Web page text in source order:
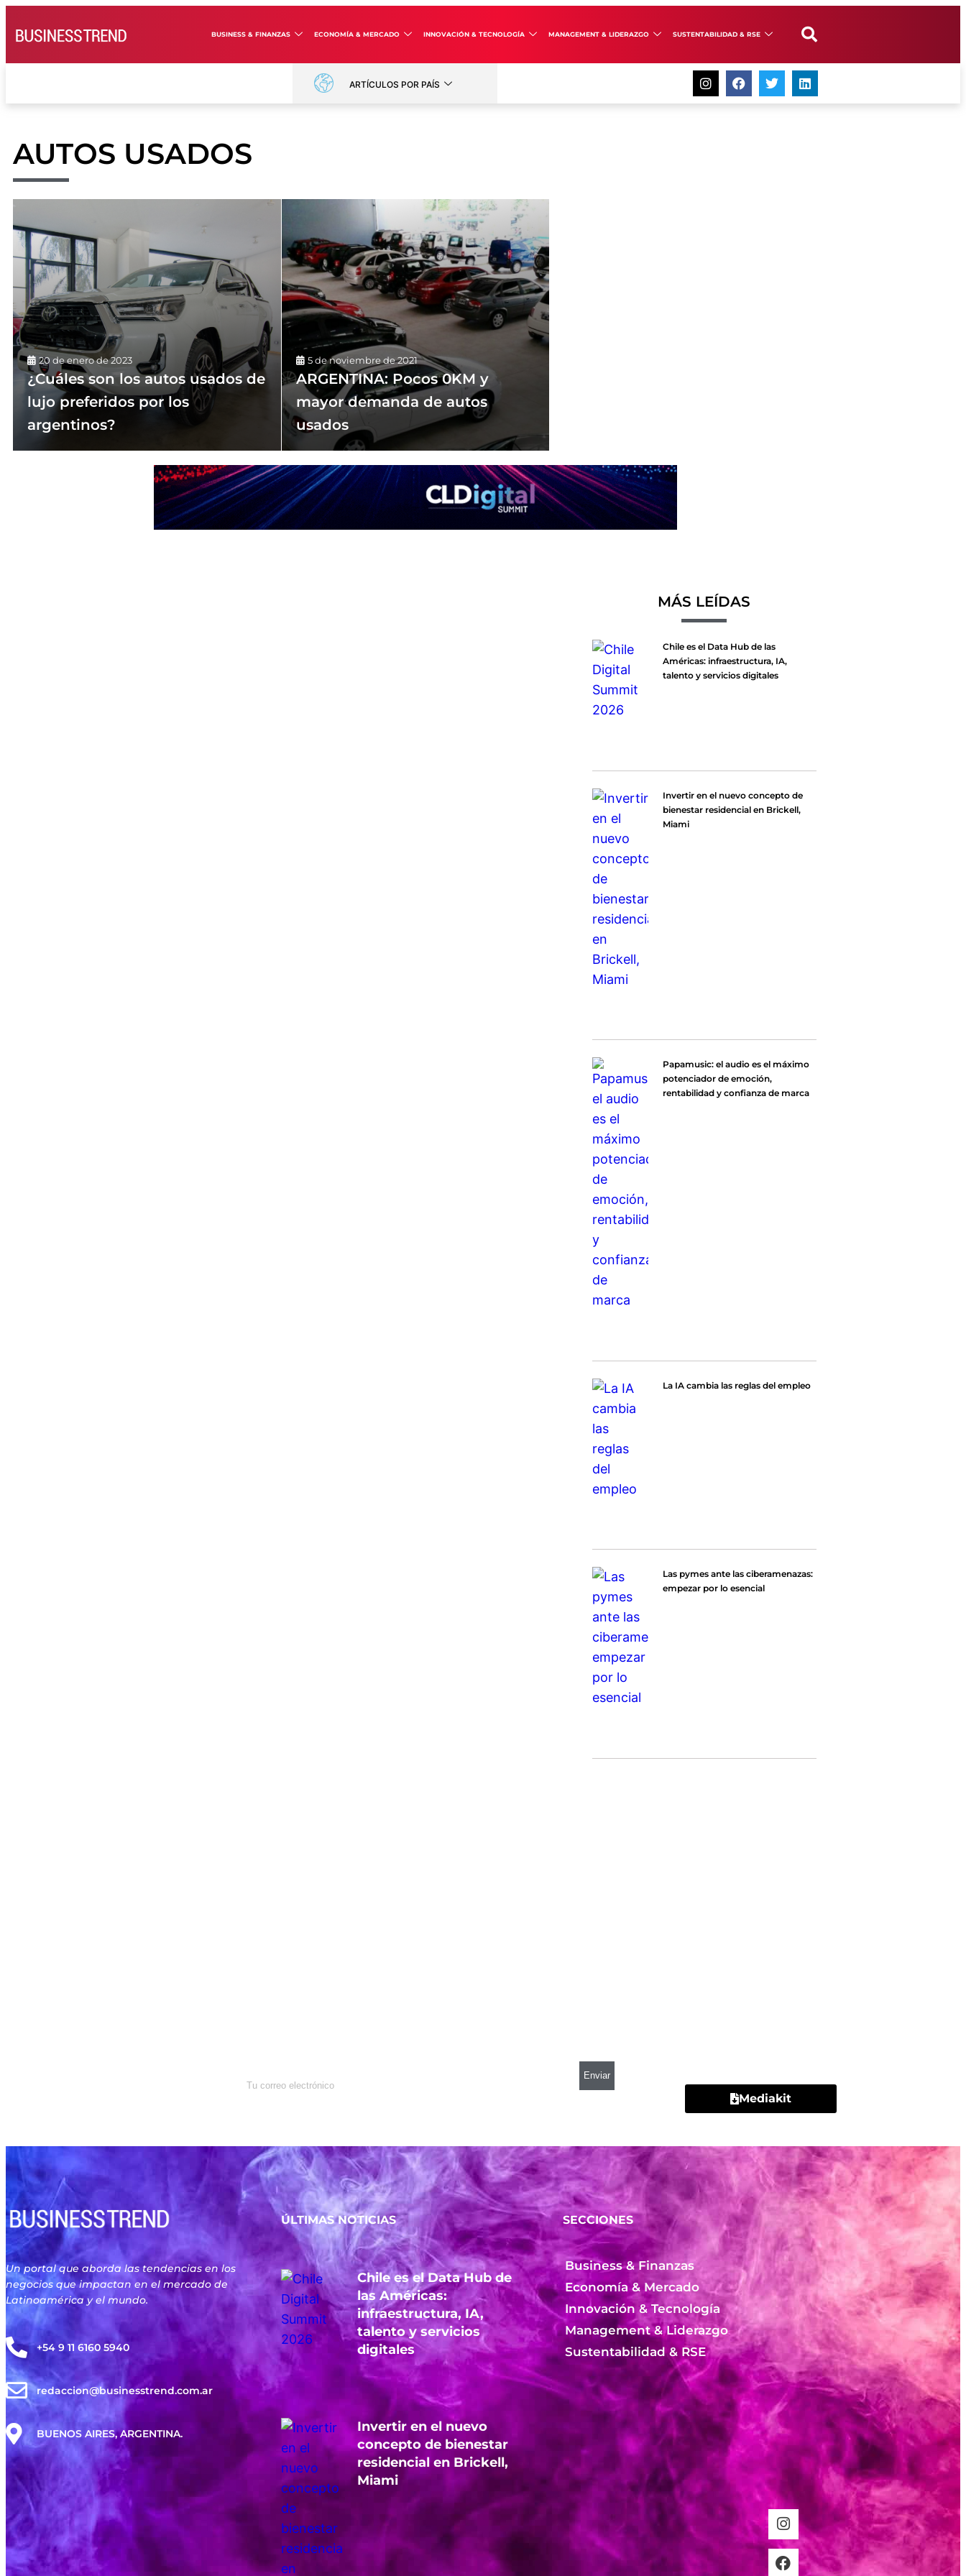
BUSINESS & FINANZAS ECONOMÍA & MERCADO INNOVACIÓN & TECNOLOGÍA MANAGEMENT & LIDERAZGO SUSTENTABILIDAD & RSE
ARTÍCULOS POR PAÍS
AUTOS USADOS
20 de enero de 2023
¿Cuáles son los autos usados de
lujo preferidos por los
argentinos?
5 de noviembre de 2021
ARGENTINA: Pocos 0KM y
mayor demanda de autos
usados
MÁS LEÍDAS
Chile es el Data Hub de las
Américas: infraestructura, IA,
talento y servicios digitales
Invertir en el nuevo concepto de
bienestar residencial en Brickell,
Miami
Papamusic: el audio es el máximo
potenciador de emoción,
rentabilidad y confianza de marca
La IA cambia las reglas del empleo
Las pymes ante las ciberamenazas:
empezar por lo esencial
Mediakit
Un portal que aborda las tendencias en los
negocios que impactan en el mercado de
Latinoamérica y el mundo.
+54 9 11 6160 5940
redaccion@businesstrend.com.ar
BUENOS AIRES, ARGENTINA.
ÚLTIMAS NOTICIAS
Chile es el Data Hub de
las Américas:
infraestructura, IA,
talento y servicios
digitales
Invertir en el nuevo
concepto de bienestar
residencial en Brickell,
Miami
SECCIONES
Business & Finanzas
Economía & Mercado
Innovación & Tecnología
Management & Liderazgo
Sustentabilidad & RSE